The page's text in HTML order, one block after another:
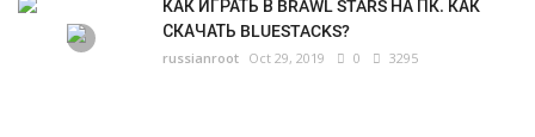
КАК ИГРАТЬ В BRAWL STARS НА ПК. КАК
СКАЧАТЬ BLUESTACKS?
russianroot Oct 29, 2019 0 3295